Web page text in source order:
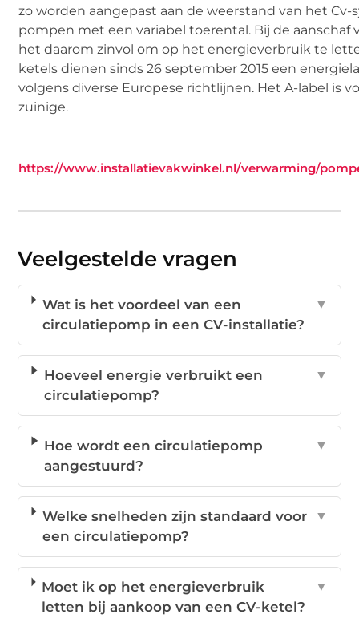
zo worden aangepast aan de weerstand van het Cv-
pompen met een variabel toerental. Bij de aanschaf
het daarom zinvol om op het energieverbruik te
ketels dienen sinds 26 september 2015 een
volgens diverse Europese richtlijnen. Het A-label is
zuinige.
https://www.installatievakwinkel.nl/verwarming/
Veelgestelde vragen
Wat is het voordeel van een
circulatiepomp in een CV-installatie?
▼
Hoeveel energie verbruikt een
circulatiepomp?
▼
Hoe wordt een circulatiepomp
aangestuurd?
▼
Welke snelheden zijn standaard voor
een circulatiepomp?
▼
Moet ik op het energieverbruik
letten bij aankoop van een CV-ketel?
▼